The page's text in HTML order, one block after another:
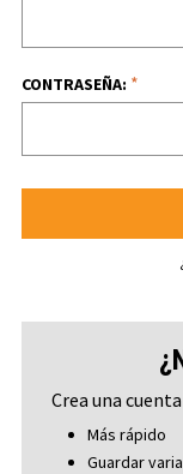
CONTRASEÑA: *
Crea una
Más rápido
Guardar